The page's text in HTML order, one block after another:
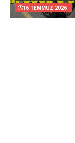
16 TEMMUZ 2026